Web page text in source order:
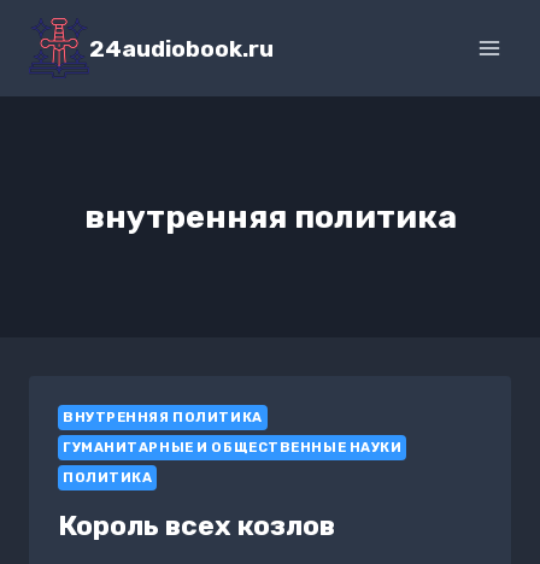
Перейти
содержимому
24audiobook.ru
внутренняя политика
ВНУТРЕННЯЯ ПОЛИТИКА
ГУМАНИТАРНЫЕ И ОБЩЕСТВЕННЫЕ НАУКИ
ПОЛИТИКА
Король всех козлов